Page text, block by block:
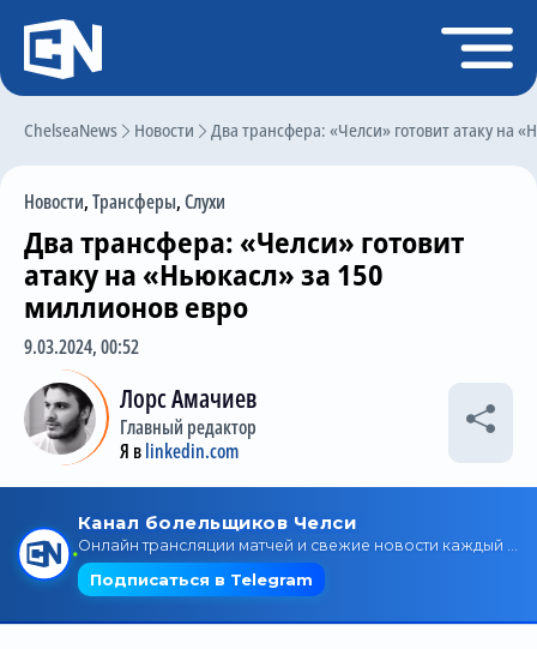
ChelseaNews Новости Два трансфера: «Челси» готовит атаку на
Новости,Трансферы,Слухи
Два трансфера: «Челси» готовит
атаку на «Ньюкасл» за 150
миллионов евро
9.03.2024, 00:52
Лорс Амачиев
Главный редактор
Я вlinkedin.com
Регистрация
Главная
Чат
Трансферы
Слухи
История Челси
Статистика
Календарь игр
Состав команды
Поиск по сайту
Трансляции